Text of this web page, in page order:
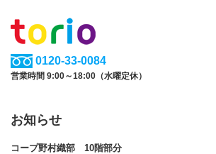
0120-33-0084
営業時間 9:00～18:00（水曜定休）
お知らせ
コープ野村織部 10階部分